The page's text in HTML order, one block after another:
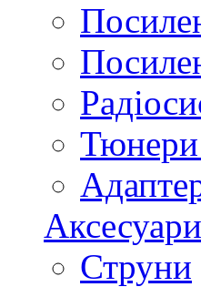
Аксесуари
Струни